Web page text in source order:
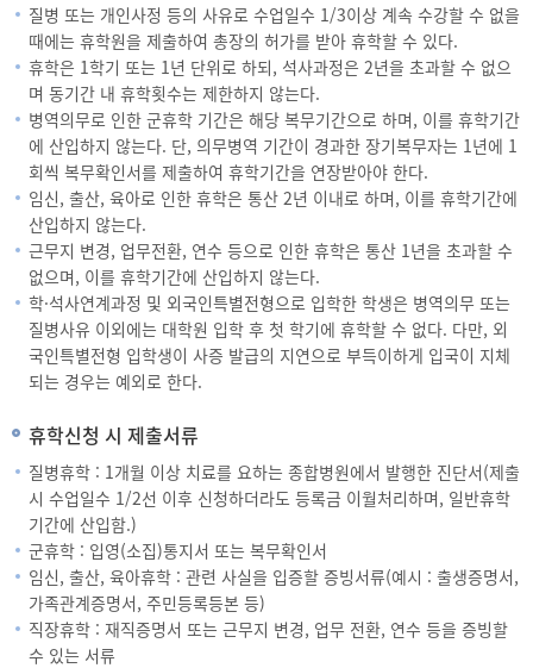
질병 또는 개인사정 등의 사유로 수업일수 1/3이상 계속 수강할 수 없을
때에는 휴학원을 제출하여 총장의 허가를 받아 휴학할 수 있다.
휴학은 1학기 또는 1년 단위로 하되, 석사과정은 2년을 초과할 수 없으
며 동기간 내 휴학횟수는 제한하지 않는다.
병역의무로 인한 군휴학 기간은 해당 복무기간으로 하며, 이를 휴학기간
에 산입하지 않는다. 단, 의무병역 기간이 경과한 장기복무자는 1년에 1
회씩 복무확인서를 제출하여 휴학기간을 연장받아야 한다.
임신, 출산, 육아로 인한 휴학은 통산 2년 이내로 하며, 이를 휴학기간에
산입하지 않는다.
근무지 변경, 업무전환, 연수 등으로 인한 휴학은 통산 1년을 초과할 수
없으며, 이를 휴학기간에 산입하지 않는다.
학·석사연계과정 및 외국인특별전형으로 입학한 학생은 병역의무 또는
질병사유 이외에는 대학원 입학 후 첫 학기에 휴학할 수 없다. 다만, 외
국인특별전형 입학생이 사증 발급의 지연으로 부득이하게 입국이 지체
되는 경우는 예외로 한다.
휴학신청 시 제출서류
질병휴학 : 1개월 이상 치료를 요하는 종합병원에서 발행한 진단서(제출
시 수업일수 1/2선 이후 신청하더라도 등록금 이월처리하며, 일반휴학
기간에 산입함.)
군휴학 : 입영(소집)통지서 또는 복무확인서
임신, 출산, 육아휴학 : 관련 사실을 입증할 증빙서류(예시 : 출생증명서,
가족관계증명서, 주민등록등본 등)
직장휴학 : 재직증명서 또는 근무지 변경, 업무 전환, 연수 등을 증빙할
수 있는 서류